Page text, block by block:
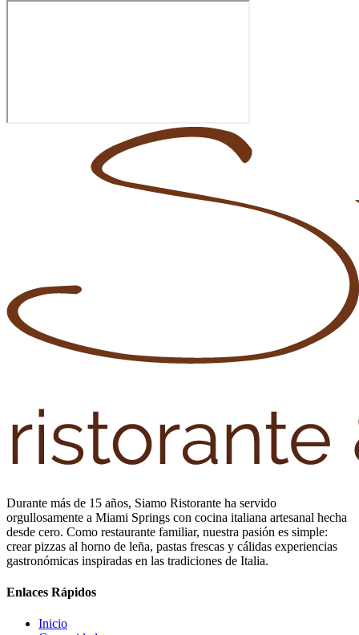
Durante más de 15 años, Siamo Ristorante ha servido
orgullosamente a Miami Springs con cocina italiana artesanal hecha
desde cero. Como restaurante familiar, nuestra pasión es simple:
crear pizzas al horno de leña, pastas frescas y cálidas experiencias
gastronómicas inspiradas en las tradiciones de Italia.
Enlaces Rápidos
Inicio